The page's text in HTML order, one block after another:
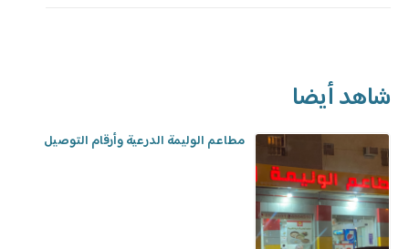
شاهد أيضا
مطاعم الوليمة الدرعية وأرقام التوصيل